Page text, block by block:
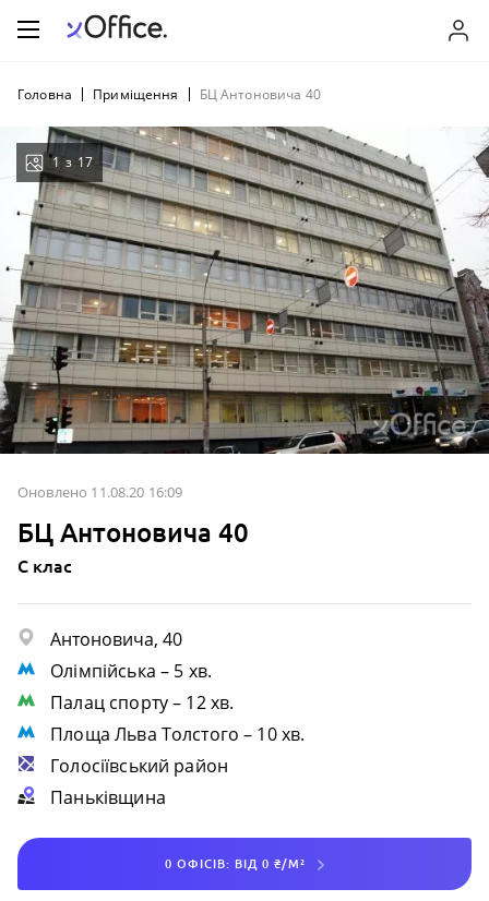
Головна Приміщення БЦ Антоновича 40
Оновлено 11.08.20 16:09
БЦ Антоновича 40
C клас
Антоновича, 40
Олімпійська – 5 хв.
Палац спорту– 12 хв.
Площа Льва Толстого – 10 хв.
Голосіївський район
Паньківщина
0 ОФІСІВ: ВІД 0 ₴/М²
1 з 17